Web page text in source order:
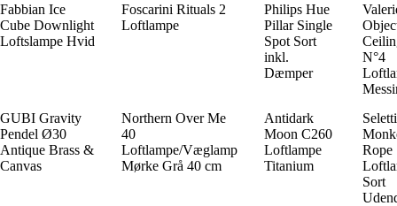
Fabbian Ice
Cube Downlight
Loftslampe Hvid
Foscarini Rituals 2
Loftlampe
Philips Hue
Pillar Single
Spot Sort
inkl.
Dæmper
N°4
GUBI Gravity
Pendel Ø30
Antique Brass &
Canvas
Northern Over Me
40
Loftlampe/Væglamp
Mørke Grå 40 cm
Antidark
Moon C260
Loftlampe
Titanium
Seletti
Rope
Sort